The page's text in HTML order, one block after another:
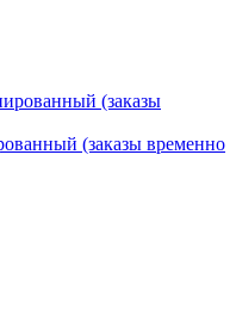
(заказы временно